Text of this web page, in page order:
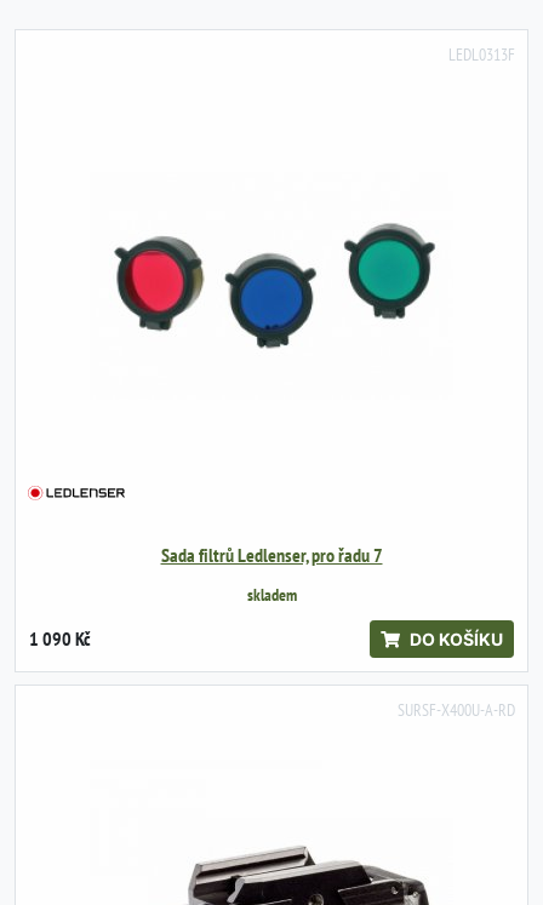
LEDL0313F
Sada filtrů Ledlenser, pro řadu 7
skladem
1 090 Kč DO KOŠÍKU
SURSF-X400U-A-RD